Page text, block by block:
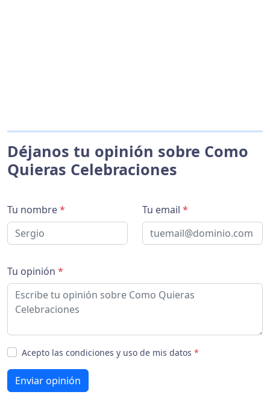
Déjanos tu opinión sobre Como
Quieras Celebraciones
Tu nombre* Tu email *
Tu opinión *
Acepto las condiciones y uso de mis datos *
Enviar opinión